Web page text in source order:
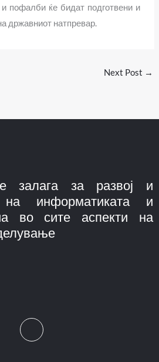
и пофалби ќе бидат подготвени и
државниот натпревар.
Next Post →
залага за развој и
на информатиката и
во сите аспекти на